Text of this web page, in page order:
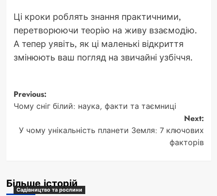
Ці кроки роблять знання практичними,
перетворюючи теорію на живу взаємодію.
А тепер уявіть, як ці маленькі відкриття
змінюють ваш погляд на звичайні узбіччя.
Post
navigation
Previous:
Чому сніг білий: наука, факти та таємниці
Next:
У чому унікальність планети Земля: 7 ключових
факторів
Більше історій
Садівництво та рослини